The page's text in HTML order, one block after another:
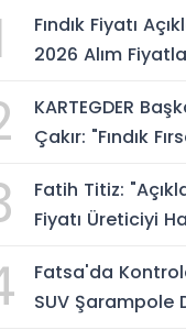
Fındık Fiyatı
2026 Alım
KARTEGDER
Çakır: "Fındık
Fatih Titiz:
Fiyatı Üreticiyi
Fatsa'da
SUV Şarampole